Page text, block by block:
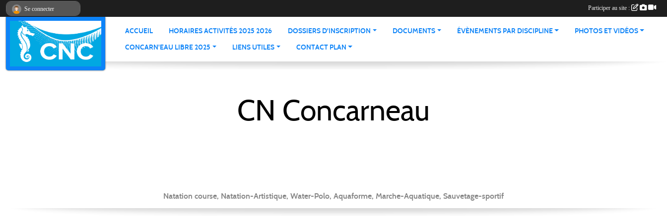
ACCUEIL HORAIRES ACTIVITÉS 2025 2026 DOSSIERS D'INSCRIPTION DOCUMENTS ÉVÈNEMENTS PAR DISCIPLINE
PHOTOS ET VIDÉOS
CONCARN'EAU LIBRE 2025
LIENS UTILES CONTACT PLAN
CN Concarneau
Natation course, Natation-Artistique, Water-Polo, Aquaforme, Marche-Aquatique, Sauvetage-sportif
Se connecter Participer au site :
Panneau de gestion des cookies